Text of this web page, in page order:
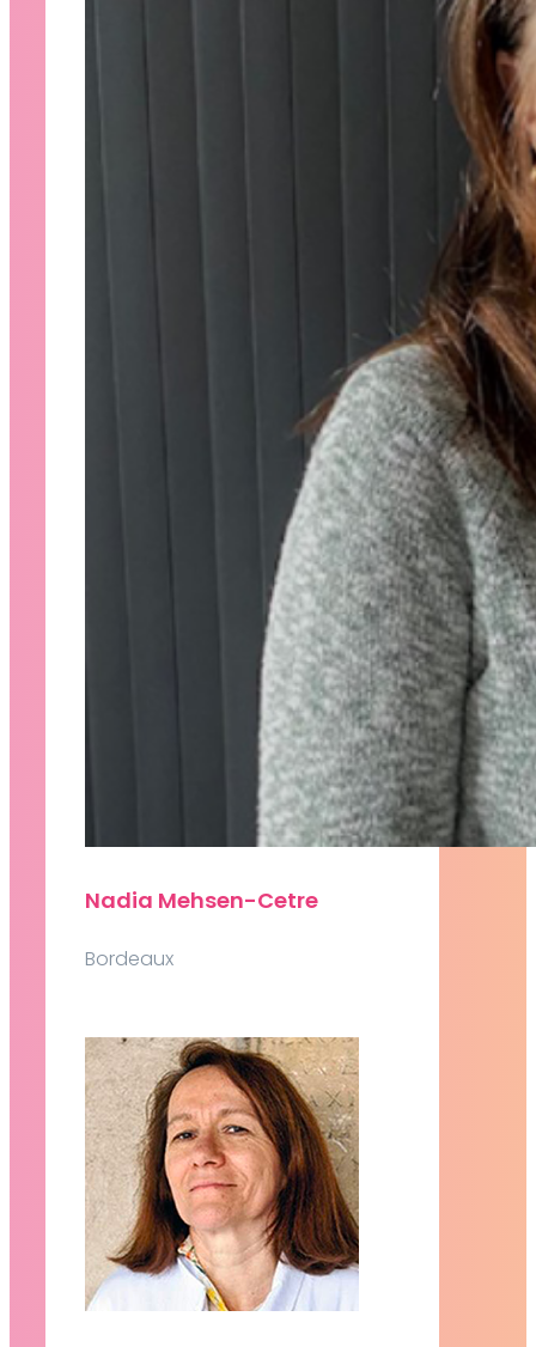
Nadia Mehsen-Cetre
Bordeaux